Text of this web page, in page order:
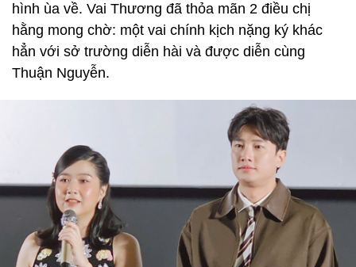
hình ùa về. Vai Thương đã thỏa mãn 2 điều chị
hằng mong chờ: một vai chính kịch nặng ký khác
hẳn với sở trường diễn hài và được diễn cùng
Thuận Nguyễn.